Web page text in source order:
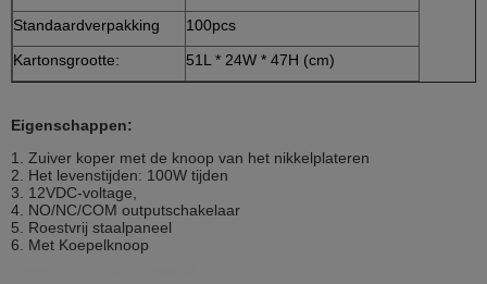
Standaardverpakking
100pcs
Kartonsgrootte:
51L * 24W * 47H (cm)
Eigenschappen:
1. Zuiver koper met de knoop van het nikkelplateren
2. Het levenstijden: 100W tijden
3. 12VDC-voltage,
4. NO/NC/COM outputschakelaar
5. Roestvrij staalpaneel
6. Met Koepelknoop